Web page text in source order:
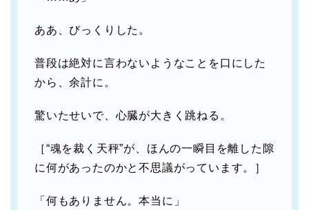
ああ、びっくりした。
普段は絶対に言わないようなことを口にした
から、余計に。
驚いたせいで、心臓が大きく跳ねる。
［“魂を裁く天秤”が、ほんの一瞬目を離した隙
に何があったのかと不思議がっています。］
「何もありません。本当に」